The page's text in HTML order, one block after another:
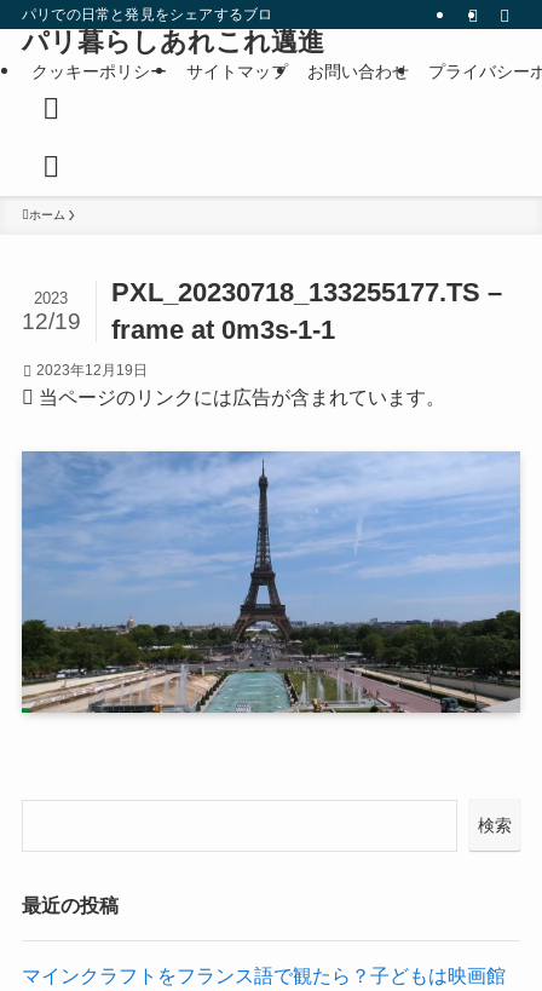
パリでの日常と発見をシェアするブログです。
パリ暮らしあれこれ邁進
クッキーポリシー サイトマップ お問い合わせ プライバシー
ホーム
PXL_20230718_133255177.TS –
frame at 0m3s-1-1
2023
12/19
2023年12月19日
当ページのリンクには広告が含まれています。
検索
最近の投稿
マインクラフトをフランス語で観たら？子どもは映画館